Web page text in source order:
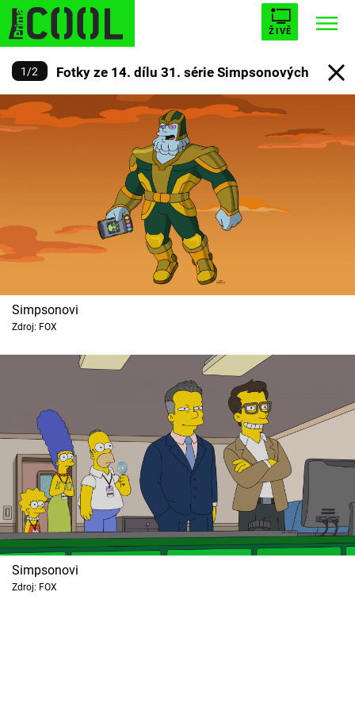
ŽIVĚ
Trendy: STARHOUSE BUFFY, PŘEMOŽITELKA UPÍRŮ
ESCAPE PLNEJ KOTEL AVENGERS 5
Filmy
Seriály
Hry
Cool Esport
Pořady
TV Program
Sledujte prima+
Přihlášení
Sledujte nás
1 /2 Fotky ze 14. dílu 31. série Simpsonových
Simpsonovi
Zdroj: FOX
Simpsonovi
Zdroj: FOX